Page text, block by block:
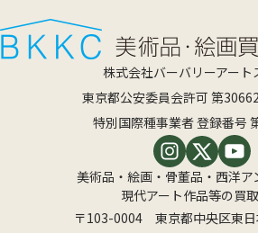
株式会社バーバリーアート
東京都公安委員会許可 第
特別国際種事業者 登録番号
美術品・絵画・骨董品・西洋ア
現代アート作品等の買
〒103-0004 東京都中央区東